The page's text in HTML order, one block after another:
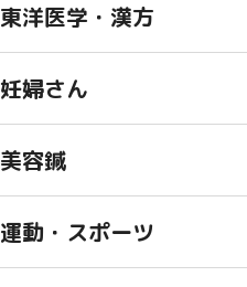
東洋医学・漢方
妊婦さん
美容鍼
運動・スポーツ